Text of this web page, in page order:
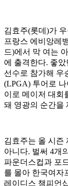
김효주(롯데)가
프랑스 에비앙레
드)에서 막 여는
에 출격한다. 좋
선수로 참가해 우
(LPGA) 투어로
이로 메이저 대회
돼 영광의 순간을
김효주는 올 시즌
아니다. 벌써 4개
파운더스컵과 포
를 몰아 한국여자
레이디스 챔피언